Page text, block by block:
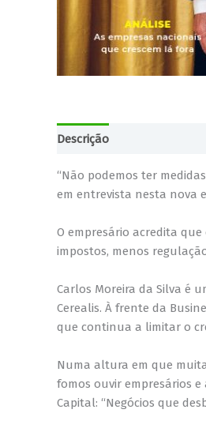
Descrição
“Não podemos ter
em entrevista nesta nova
O empresário acredita
impostos, menos
Carlos Moreira da Silva é
Cerealis. À frente da
que continua a limitar o
Numa altura em que
fomos ouvir empresários
Capital: “Negócios que